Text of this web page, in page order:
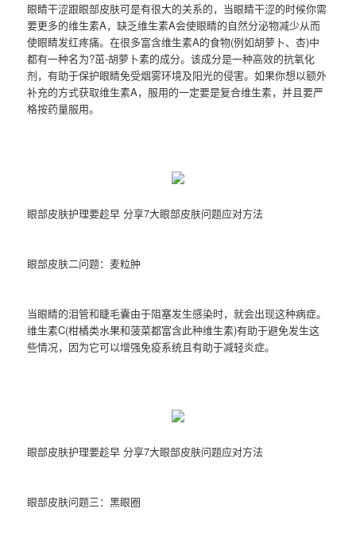
眼睛干涩跟眼部皮肤可是有很大的关系的，当眼睛干涩的时候你需
要更多的维生素A，缺乏维生素A会使眼睛的自然分泌物减少从而
使眼睛发红疼痛。在很多富含维生素A的食物(例如胡萝卜、杏)中
都有一种名为?茁-胡萝卜素的成分。该成分是一种高效的抗氧化
剂，有助于保护眼睛免受烟雾环境及阳光的侵害。如果你想以额外
补充的方式获取维生素A，服用的一定要是复合维生素，并且要严
格按药量服用。
眼部皮肤护理要趁早 分享7大眼部皮肤问题应对方法
眼部皮肤二问题：麦粒肿
当眼睛的泪管和睫毛囊由于阻塞发生感染时，就会出现这种病症。
维生素C(柑橘类水果和菠菜都富含此种维生素)有助于避免发生这
些情况，因为它可以增强免疫系统且有助于减轻炎症。
眼部皮肤护理要趁早 分享7大眼部皮肤问题应对方法
眼部皮肤问题三：黑眼圈